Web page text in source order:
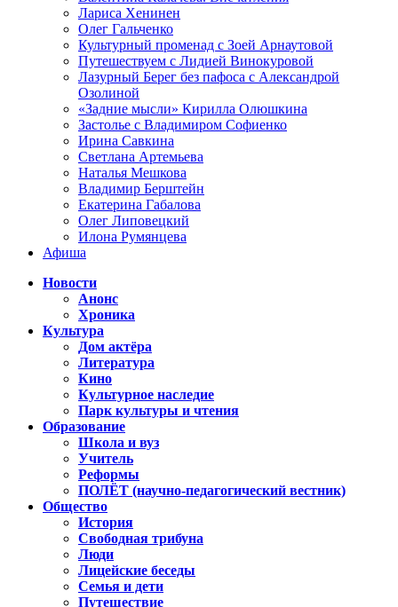
Лариса Хенинен
Олег Гальченко
Культурный променад с Зоей Арнаутовой
Путешествуем с Лидией Винокуровой
Лазурный Берег без пафоса с Александрой
Озолиной
«Задние мысли» Кирилла Олюшкина
Застолье с Владимиром Софиенко
Ирина Савкина
Светлана Артемьева
Наталья Мешкова
Владимир Берштейн
Екатерина Габалова
Олег Липовецкий
Илона Румянцева
Афиша
Новости
Анонс
Хроника
Культура
Дом актёра
Литература
Кино
Культурное наследие
Парк культуры и чтения
Образование
Школа и вуз
Учитель
Реформы
ПОЛЁТ (научно-педагогический вестник)
Общество
История
Свободная трибуна
Люди
Лицейские беседы
Семья и дети
Путешествие